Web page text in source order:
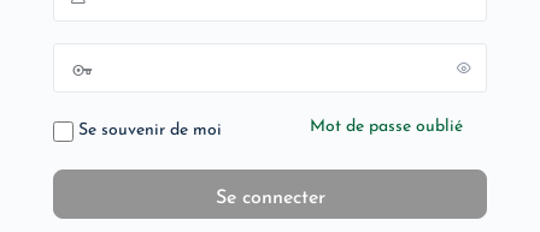
Se souvenir de moi Mot de passe oublié